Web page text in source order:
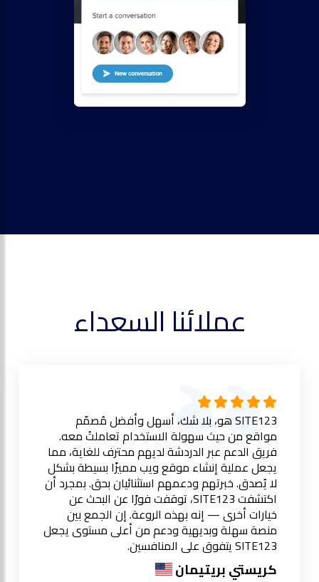
عملائنا السعداء
SITE123 هو، بلا شك، أسهل وأفضل مُصمّم
مواقع من حيث سهولة الاستخدام تعاملتُ معه.
فريق الدعم عبر الدردشة لديهم محترف للغاية، مما
يجعل عملية إنشاء موقع ويب مميزًا بسيطة بشكل
لا يُصدق. خبرتهم ودعمهم استثنائيان بحق. بمجرد أن
اكتشفت SITE123، توقفت فورًا عن البحث عن
خيارات أخرى — إنه بهذه الروعة. إن الجمع بين
منصة سهلة وبديهية ودعم من أعلى مستوى يجعل
SITE123 يتفوق على المنافسين.
كريستي بريتيمان